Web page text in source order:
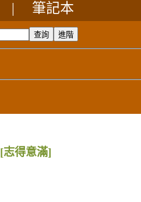
筆記本
[志得意滿]